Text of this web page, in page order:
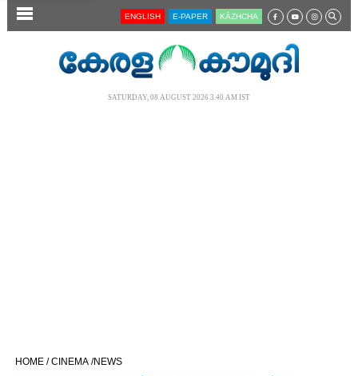
SECTIONS ENGLISH E-PAPER KĀZHCHA
SATURDAY, 08 AUGUST 2026 3.40 AM IST
HOME /CINEMA /NEWS